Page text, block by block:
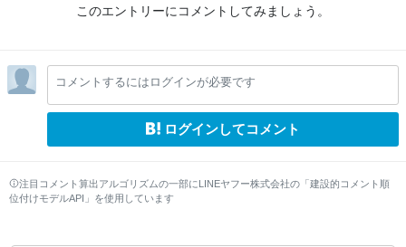
このエントリーにコメントしてみましょう。
コメントするにはログインが必要です
ログインしてコメント
注目コメント算出アルゴリズムの一部にLINEヤフー株式会社の「建設的コメント順
位付けモデルAPI」を使用しています